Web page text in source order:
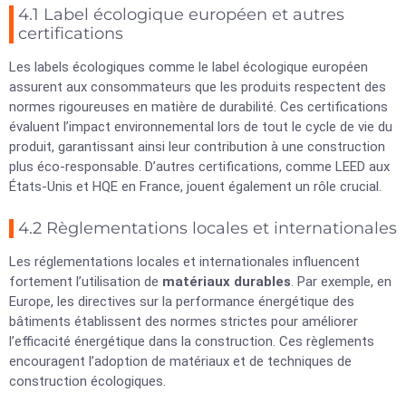
4.1 Label écologique européen et autres
certifications
Les labels écologiques comme le label écologique européen
assurent aux consommateurs que les produits respectent des
normes rigoureuses en matière de durabilité. Ces certifications
évaluent l’impact environnemental lors de tout le cycle de vie du
produit, garantissant ainsi leur contribution à une construction
plus éco-responsable. D’autres certifications, comme LEED aux
États-Unis et HQE en France, jouent également un rôle crucial.
4.2 Règlementations locales et internationales
Les réglementations locales et internationales influencent
fortement l’utilisation de matériaux durables. Par exemple, en
Europe, les directives sur la performance énergétique des
bâtiments établissent des normes strictes pour améliorer
l’efficacité énergétique dans la construction. Ces règlements
encouragent l’adoption de matériaux et de techniques de
construction écologiques.